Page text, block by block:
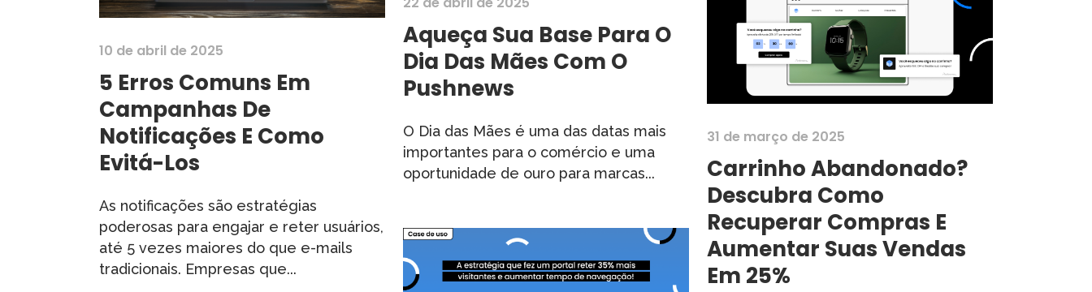
Aqueça Sua Base Para O
Dia Das Mães Com O
Pushnews
O Dia das Mães é uma das datas mais
importantes para o comércio e uma
oportunidade de ouro para marcas...
10 de abril de 2025
5 Erros Comuns Em
Campanhas De
Notificações E Como
Evitá-Los
As notificações são estratégias
poderosas para engajar e reter usuários,
até 5 vezes maiores do que e-mails
tradicionais. Empresas que...
31 de março de 2025
Carrinho Abandonado?
Descubra Como
Recuperar Compras E
Aumentar Suas Vendas
Em 25%